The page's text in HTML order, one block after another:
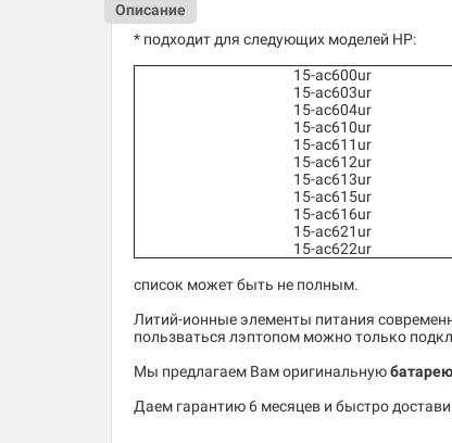
Описание
* подходит для следующих моделей HP:
15-ac600ur
15-ac603ur
15-ac604ur
15-ac610ur
15-ac611ur
15-ac612ur
15-ac613ur
15-ac615ur
15-ac616ur
15-ac621ur
15-ac622ur
список может быть не полным.
Литий-ионные элементы питания
пользваться лэптопом можно только
Мы предлагаем Вам оригинальную
Даем гарантию 6 месяцев и быстро